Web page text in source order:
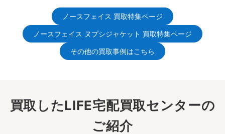
ノースフェイス 買取特集ページ
ノースフェイス ヌプシジャケット 買取特集ページ
その他の買取事例はこちら
買取したLIFE宅配買取センターの
ご紹介